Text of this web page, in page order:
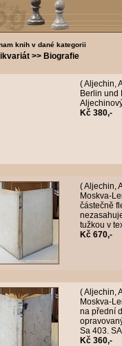
knih v dané kategorii
>> Biografie
( Aljechin,
Berlin und
Kč 380,-
( Aljechin,
Moskva-
částečně
tužkou v
Kč 670,-
( Aljechin,
Moskva-
na přední
Sa 403.
Kč 360,-